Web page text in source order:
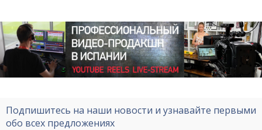
Подпишитесь на наши новости и узнавайте первыми
обо всех предложениях